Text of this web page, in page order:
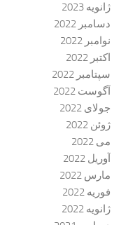
ژانویه 2023
دسامبر 2022
نوامبر 2022
اکتبر 2022
سپتامبر 2022
آگوست 2022
جولای 2022
ژوئن 2022
می 2022
آوریل 2022
مارس 2022
فوریه 2022
ژانویه 2022